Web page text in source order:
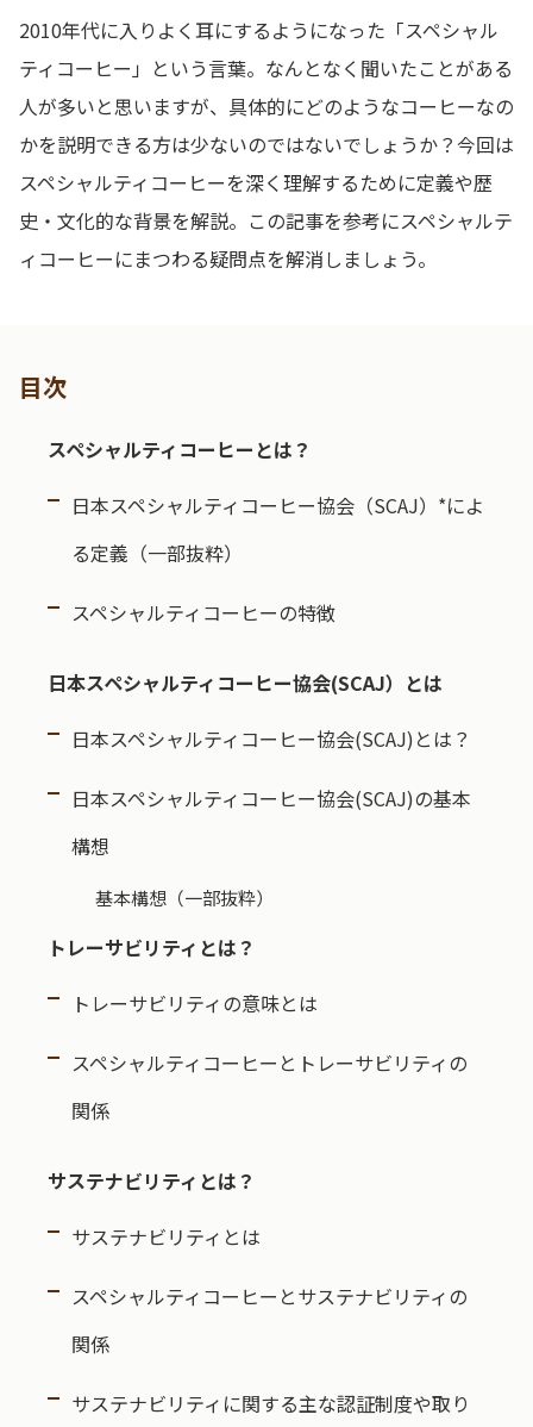
2010年代に入りよく耳にするようになった「スペシャル
ティコーヒー」という言葉。なんとなく聞いたことがある
人が多いと思いますが、具体的にどのようなコーヒーなの
かを説明できる方は少ないのではないでしょうか？今回は
スペシャルティコーヒーを深く理解するために定義や歴
史・文化的な背景を解説。この記事を参考にスペシャルテ
ィコーヒーにまつわる疑問点を解消しましょう。
目次
スペシャルティコーヒーとは？
日本スペシャルティコーヒー協会（SCAJ）*によ
る定義（一部抜粋）
スペシャルティコーヒーの特徴
日本スペシャルティコーヒー協会(SCAJ）とは
日本スペシャルティコーヒー協会(SCAJ)とは？
日本スペシャルティコーヒー協会(SCAJ)の基本
構想
基本構想（一部抜粋）
トレーサビリティとは？
トレーサビリティの意味とは
スペシャルティコーヒーとトレーサビリティの
関係
サステナビリティとは？
サステナビリティとは
スペシャルティコーヒーとサステナビリティの
関係
サステナビリティに関する主な認証制度や取り